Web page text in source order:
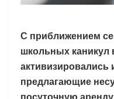
С приближением
школьных каникул
предлагающие
посуточную